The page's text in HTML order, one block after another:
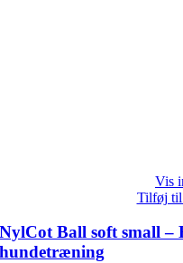
Vis
Tilføj
NylCot Ball soft small –
hundetræning